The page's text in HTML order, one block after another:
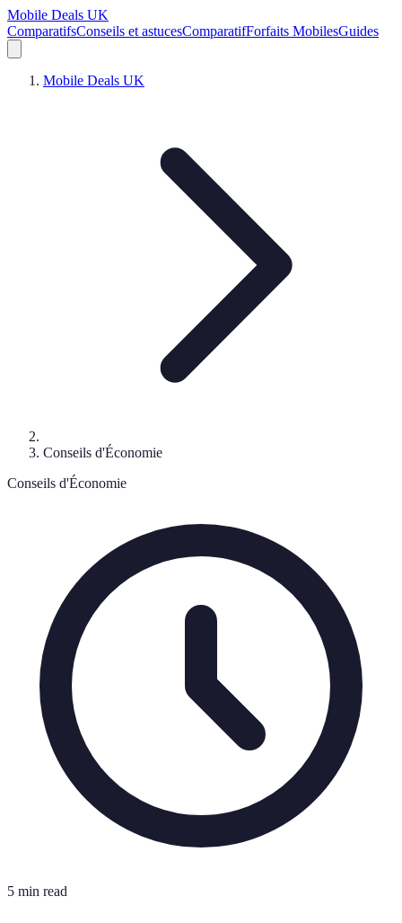
Mobile Deals UK
ComparatifsConseils et astucesComparatifForfaits MobilesGuides
Mobile Deals UK
Conseils d'Économie
Conseils d'Économie
5 min read